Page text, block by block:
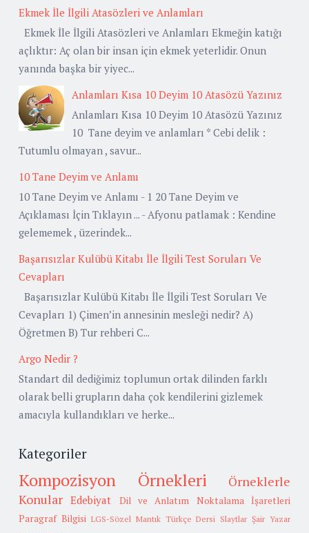
Ekmek İle İlgili Atasözleri ve Anlamları
Ekmek İle İlgili Atasözleri ve Anlamları Ekmeğin katığı
açlıktır: Aç olan bir insan için ekmek yeterlidir. Onun
yanında başka bir yiyec...
Anlamları Kısa 10 Deyim 10 Atasözü Yazınız
Anlamları Kısa 10 Deyim 10 Atasözü Yazınız
10 Tane deyim ve anlamları * Cebi delik :
Tutumlu olmayan , savur...
10 Tane Deyim ve Anlamı
10 Tane Deyim ve Anlamı - 1 20 Tane Deyim ve
Açıklaması İçin Tıklayın ... - Afyonu patlamak : Kendine
gelememek , üzerindek...
Başarısızlar Kulübü Kitabı İle İlgili Test Soruları Ve
Cevapları
Başarısızlar Kulübü Kitabı İle İlgili Test Soruları Ve
Cevapları 1) Çimen’in annesinin mesleği nedir? A)
Öğretmen B) Tur rehberi C...
Argo Nedir ?
Standart dil dediğimiz toplumun ortak dilinden farklı
olarak belli grupların daha çok kendilerini gizlemek
amacıyla kullandıkları ve herke...
Kategoriler
Kompozisyon Örnekleri
Örneklerle
Konular Edebiyat Dil ve Anlatım
Noktalama İşaretleri
Paragraf Bilgisi LGS-Sözel Mantık Türkçe Dersi Slaytlar Şair Yazar